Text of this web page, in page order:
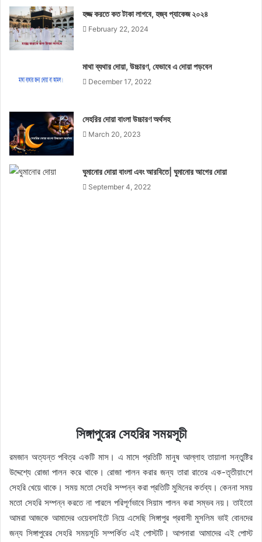
হজ্জ করতে কত টাকা লাগবে, হজ্ব প্যাকেজ ২০২৪
February 22, 2024
মাথা ব্যথার দোয়া, উচ্চারণ, যেভাবে এ দোয়া পড়বেন
December 17, 2022
সেহরির দোয়া বাংলা উচ্চারণ অর্থসহ
March 20, 2023
ঘুমানোর দোয়া বাংলা এবং আরবিতে| ঘুমানোর আগের দোয়া
September 4, 2022
সিঙ্গাপুরের সেহরির সময়সূচী
রমজান অত্যন্ত পবিত্র একটি মাস। এ মাসে প্রতিটি মানুষ আল্লাহ তায়ালা সন্তুষ্টির
উদ্দেশ্যে রোজা পালন করে থাকে। রোজা পালন করার জন্য তারা রাতের এক-তৃতীয়াংশে
সেহরি খেয়ে থাকে। সময় মতো সেহরি সম্পন্ন করা প্রতিটি মুমিনের কর্তব্য। কেননা সময়
মতো সেহরি সম্পন্ন করতে না পারলে পরিপূর্ণভাবে সিয়াম পালন করা সম্ভব নয়। তাইতো
আমরা আজকে আমাদের ওয়েবসাইটে নিয়ে এসেছি সিঙ্গাপুর প্রবাসী মুসলিম ভাই বোনদের
জন্য সিঙ্গাপুরের সেহরি সময়সূচি সম্পর্কিত এই পোস্টটি। আপনারা আমাদের এই পোস্ট